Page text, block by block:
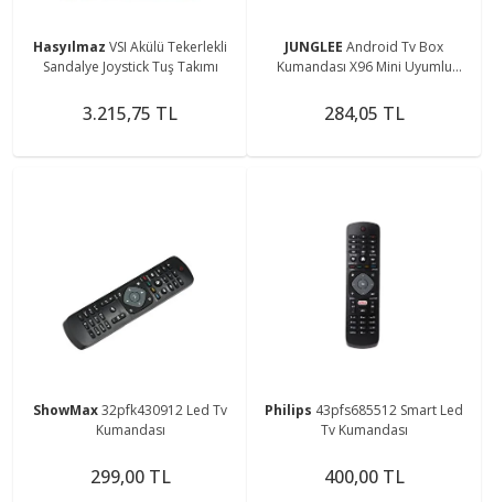
Hasyılmaz VSI Akülü Tekerlekli
Sandalye Joystick Tuş Takımı
3.215,75 TL
JUNGLEE Android Tv Box
Kumandası X96 Mini Uyumlu
284,05 TL
ShowMax32pfk430912 Led Tv
Kumandası
299,00 TL
Philips 43pfs685512 Smart Led
Tv Kumandası
400,00 TL